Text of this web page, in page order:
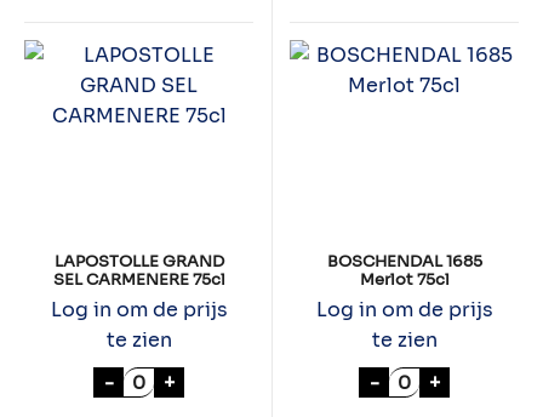
LAPOSTOLLE GRAND
SEL CARMENERE 75cl
Log in om de prijs
te zien
- LAPOSTOLLE GRAND SEL CARMENERE
+
BOSCHENDAL 1685
Merlot 75cl
Log in om de prijs
te zien
-
+